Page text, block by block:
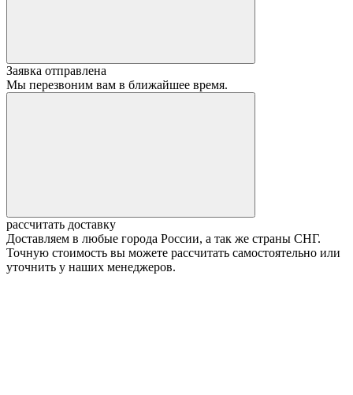
Заявка отправлена
Мы перезвоним вам в ближайшее время.
рассчитать доставку
Доставляем в любые города России, а так же страны СНГ.
Точную стоимость вы можете рассчитать самостоятельно или
уточнить у наших менеджеров.